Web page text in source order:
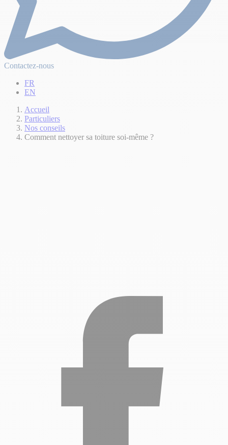
Contactez-nous
FR
EN
Accueil
Particuliers
Nos conseils
Comment nettoyer sa toiture soi-même ?